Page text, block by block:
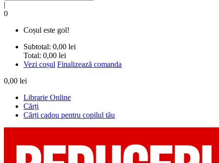
|
0
Coșul este gol!
Subtotal: 0,00 lei
Total: 0,00 lei
Vezi coșul Finalizează comanda
0,00 lei
Librarie Online
Cărți
Cărți cadou pentru copilul tău